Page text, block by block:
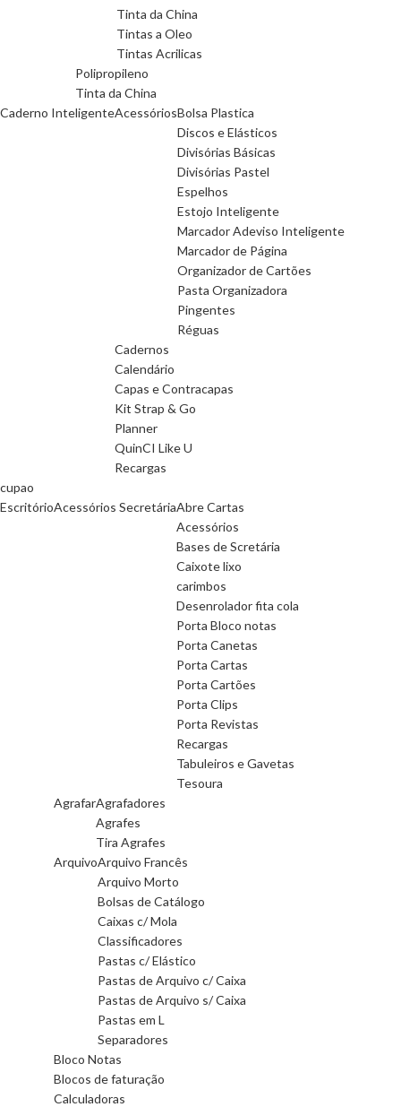
Tinta da China
Tintas a Oleo
Tintas Acrilicas
Polipropileno
Tinta da China
Caderno InteligenteAcessóriosBolsa Plastica
Discos e Elásticos
Divisórias Básicas
Divisórias Pastel
Espelhos
Estojo Inteligente
Marcador Adeviso Inteligente
Marcador de Página
Organizador de Cartões
Pasta Organizadora
Pingentes
Réguas
Cadernos
Calendário
Capas e Contracapas
Kit Strap & Go
Planner
QuinCI Like U
Recargas
cupao
EscritórioAcessórios SecretáriaAbre Cartas
Acessórios
Bases de Scretária
Caixote lixo
carimbos
Desenrolador fita cola
Porta Bloco notas
Porta Canetas
Porta Cartas
Porta Cartões
Porta Clips
Porta Revistas
Recargas
Tabuleiros e Gavetas
Tesoura
AgrafarAgrafadores
Agrafes
Tira Agrafes
ArquivoArquivo Francês
Arquivo Morto
Bolsas de Catálogo
Caixas c/ Mola
Classificadores
Pastas c/ Elástico
Pastas de Arquivo c/ Caixa
Pastas de Arquivo s/ Caixa
Pastas em L
Separadores
Bloco Notas
Blocos de faturação
Calculadoras